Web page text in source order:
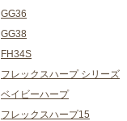
GG36
GG38
FH34S
フレックスハープ シリーズ
ベイビーハープ
フレックスハープ15